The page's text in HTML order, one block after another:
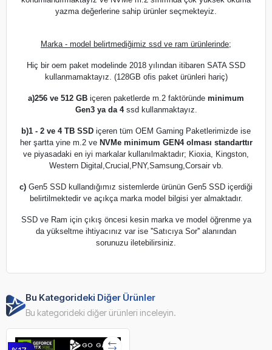
yazma değerlerine sahip ürünler seçmekteyiz.
Marka - model belirtmediğimiz ssd ve ram ürünlerinde;
Hiç bir oem paket modelinde 2018 yılından itibaren SATA SSD
kullanmamaktayız. (128GB ofis paket ürünleri hariç)
a)256 ve 512 GB içeren paketlerde m.2 faktöründe minimum
Gen3 ya da 4ssd kullanmaktayız.
b)1 - 2 ve 4 TB SSD içeren tüm OEM Gaming Paketlerimizde ise
her şartta yine m.2 ve NVMe minimum GEN4 olması standarttır
ve piyasadaki en iyi markalar kullanılmaktadır; Kioxia, Kingston,
Western Digital,Crucial,PNY,Samsung,Corsair vb.
c) Gen5 SSD kullandığımız sistemlerde ürünün Gen5 SSD içerdiği
belirtilmektedir ve açıkça marka model bilgisi yer almaktadır.
SSD ve Ram için çıkış öncesi kesin marka ve model öğrenme ya
da yükseltme ihtiyacınız var ise ''Satıcıya Sor'' alanından
sorunuzu iletebilirsiniz.
Bu Kategorideki Diğer Ürünler
Bu kategorideki diğer ürünleri inceleyin.